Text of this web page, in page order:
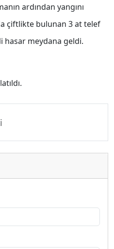
ardından yangını
çiftlikte bulunan 3 at telef
meydana geldi.